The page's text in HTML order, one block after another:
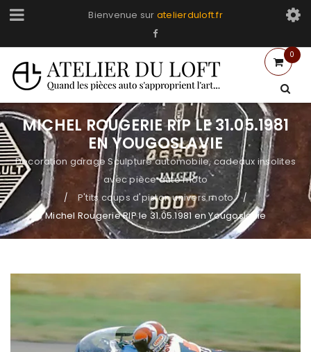
Bienvenue sur atelierduloft.fr
0
MICHEL ROUGERIE RIP LE 31.05.1981
EN YOUGOSLAVIE
Decoration garage Sculpture automobile, cadeaux insolites
avec pièce auto moto
/ P'tits coups d'piston univers moto /
Michel Rougerie RIP le 31.05.1981 en Yougoslavie